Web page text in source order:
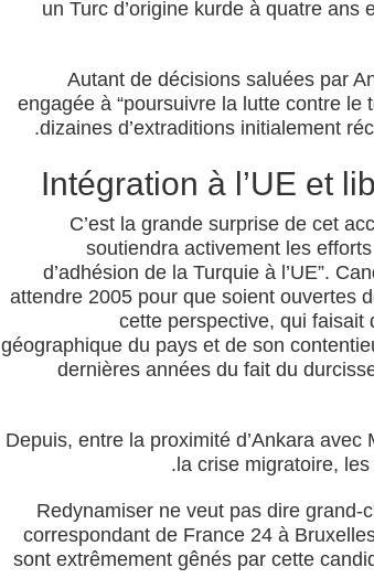
un Turc d’origine kurde à quatre ans
Autant de décisions saluées par
engagée à “poursuivre la lutte contre le
dizaines d’extraditions initialement
Intégration à l’UE et
C’est la grande surprise de cet
soutiendra activement les
d’adhésion de la Turquie à l’UE”.
attendre 2005 pour que soient ouvertes
cette perspective, qui faisait
géographique du pays et de son
dernières années du fait du
Depuis, entre la proximité d’Ankara
la crise migratoire,
“Redynamiser ne veut pas dire
correspondant de France 24 à
sont extrêmement gênés par cette